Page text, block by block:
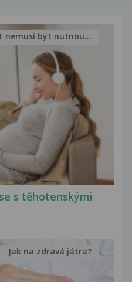
s těhotenskými
nemusí být nutnou...
Jak na zdravá játra?